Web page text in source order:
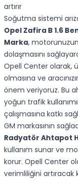
artırır
Soğutma sistemi
Opel Zafira B 1.6
Marka, motorunuzun
dolaşmasını
Opell Center olarak,
olmasına ve
önem veriyoruz. Bu
yoğun trafik
çalışmasına katkı
GM markasının
Radyatör Ahtapot
kullanım sunar ve
korur. Opell Center
verimliliğini artıracak